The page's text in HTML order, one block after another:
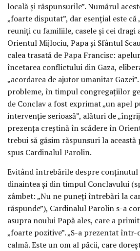
locală și răspunsurile”. Numărul
„foarte disputat”, dar esențial este
reuniți cu familiile, casele și cei dragi
Orientul Mijlociu, Papa și Sfântul
calea trasată de Papa Francisc:
încetarea conflictului din Gaza,
„acordarea de ajutor umanitar
probleme, în timpul congregațiilor
de Conclav a fost exprimat „un apel
intervenție serioasă”, alături de
prezența creștină în scădere în
trebui să găsim răspunsuri la această
spus Cardinalul Parolin.
Evitând întrebările despre
dinaintea și din timpul Conclavului
zâmbet: „Nu ne puneți întrebări la
răspunde”), Cardinalul Parolin s-a
asupra noului Papă ales, care a
„foarte pozitive”. „S-a prezentat
calmă. Este un om al păcii, care